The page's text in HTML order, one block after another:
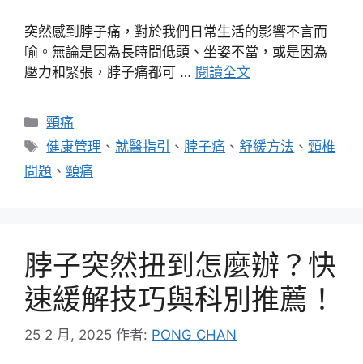
突然感到脖子痛，對於我們日常生活的影響不言而
喻。無論是因為長時間低頭、坐姿不當，或是因為
壓力和緊張，脖子痛都可 … 閱讀全文
分
類
頸痛
標
籤
健康管理 、 就醫指引 、 脖子痛 、舒緩方法 、頸椎
問題 、 頸痛
脖子突然扭到怎麼辦？快
速緩解技巧與科別推薦！
25 2 月, 2025 作者: PONG CHAN